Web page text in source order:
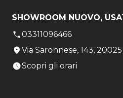
SHOWROOM NUOVO,
03311096466
Via Saronnese, 143,
Scopri gli orari